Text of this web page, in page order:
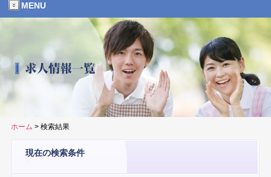
MENU
ホーム > 検索結果
現在の検索条件